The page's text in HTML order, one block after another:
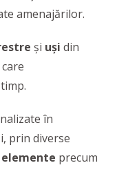
amenajărilor.
și uși din
în
prin diverse
elemente precum